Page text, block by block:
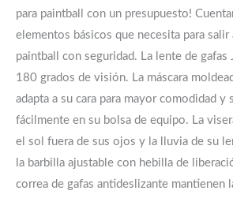
para paintball con un presupuesto!
elementos básicos que necesita para salir
paintball con seguridad. La lente de
180 grados de visión. La máscara
adapta a su cara para mayor comodidad y
fácilmente en su bolsa de equipo. La
el sol fuera de sus ojos y la lluvia de su
la barbilla ajustable con hebilla de
correa de gafas antideslizante mantienen